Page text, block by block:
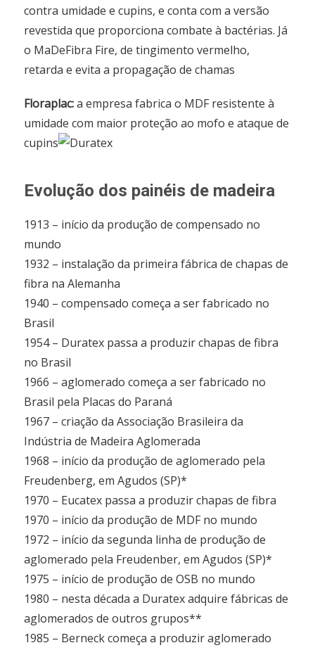
contra umidade e cupins, e conta com a versão
revestida que proporciona combate à bactérias. Já
o MaDeFibra Fire, de tingimento vermelho,
retarda e evita a propagação de chamas
Floraplac:a empresa fabrica o MDF resistente à
umidade com maior proteção ao mofo e ataque de
cupins
Evolução dos painéis de madeira
1913 – início da produção de compensado no
mundo
1932 – instalação da primeira fábrica de chapas de
fibra na Alemanha
1940 – compensado começa a ser fabricado no
Brasil
1954 – Duratex passa a produzir chapas de fibra
no Brasil
1966 – aglomerado começa a ser fabricado no
Brasil pela Placas do Paraná
1967 – criação da Associação Brasileira da
Indústria de Madeira Aglomerada
1968 – início da produção de aglomerado pela
Freudenberg, em Agudos (SP)*
1970 – Eucatex passa a produzir chapas de fibra
1970 – início da produção de MDF no mundo
1972 – início da segunda linha de produção de
aglomerado pela Freudenber, em Agudos (SP)*
1975 – início de produção de OSB no mundo
1980 – nesta década a Duratex adquire fábricas de
aglomerados de outros grupos**
1985 – Berneck começa a produzir aglomerado